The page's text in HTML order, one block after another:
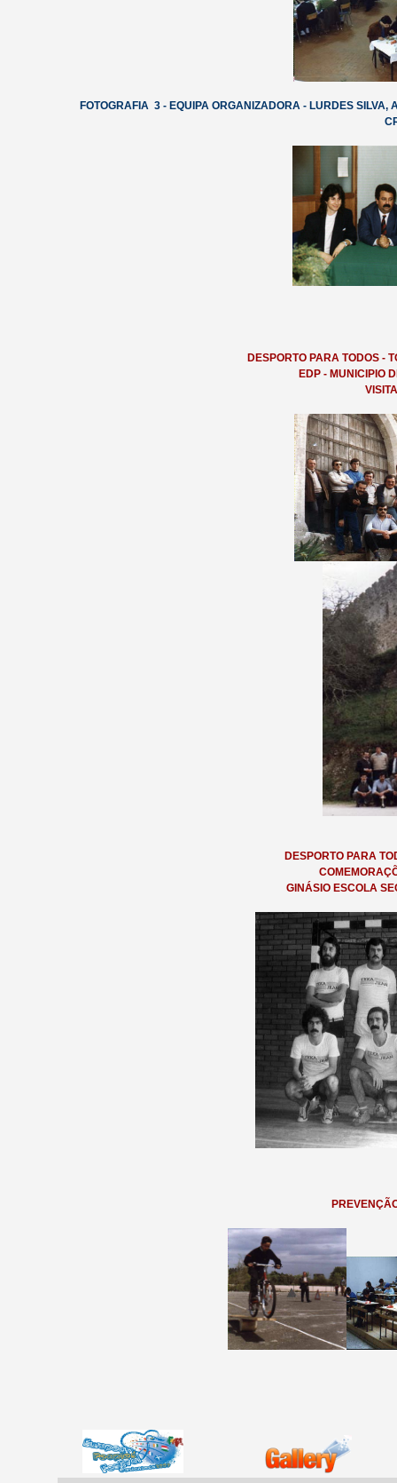
FOTOGRAFIA 3 - EQUIPA ORGANIZADORA - LURDES SILVA,
DESPORTO PARA TODOS -
EDP - MUNICIPIO
DESPORTO PARA
GINÁSIO ESCOLA